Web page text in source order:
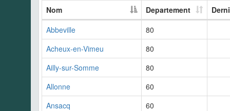
Nom Departement
Abbeville
80
Acheux-en-Vimeu
80
Ailly-sur-Somme
80
Allonne
60
Ansacq
60